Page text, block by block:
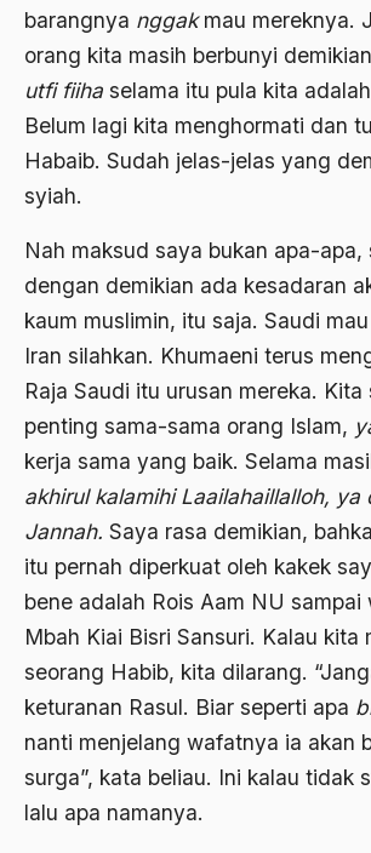
barangnya nggakmau mereknya.
orang kita masih berbunyi demikian
utfi fiiha selama itu pula kita
Belum lagi kita menghormati dan
Habaib. Sudah jelas-jelas yang
syiah.
Nah maksud saya bukan apa-apa,
dengan demikian ada kesadaran
kaum muslimin, itu saja. Saudi
Iran silahkan. Khumaeni terus
Raja Saudi itu urusan mereka. Kita
penting sama-sama orang Islam,
kerja sama yang baik. Selama
akhirul kalamihi Laailahaillalloh, ya
Jannah. Saya rasa demikian,
itu pernah diperkuat oleh kakek
bene adalah Rois Aam NU sampai
Mbah Kiai Bisri Sansuri. Kalau kita
seorang Habib, kita dilarang.
keturanan Rasul. Biar seperti apa
nanti menjelang wafatnya ia akan
surga”, kata beliau. Ini kalau tidak
lalu apa namanya.
Anak ibrahim
Anatomi
Andi Mallarangeng
Andre Gide
Ansor
Antara Keyakinan dan Keuletan
Anti Kekerasan
Anti Klimak
António de Oliveira Salazar
Antonio Gramsci
Antony Van Leeuwenhoek
antropologi
antroposentrisme
Anwar Ibrahim